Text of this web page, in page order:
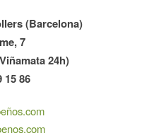
(Barcelona)
7
24h)
15 86